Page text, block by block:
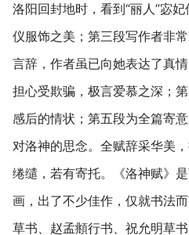
洛阳回封地时，看到“丽人”宓
仪服饰之美；第三段写作者非
言辞，作者虽已向她表达了真
担心受欺骗，极言爱慕之深；
感后的情状；第五段为全篇寄
对洛神的思念。全赋辞采华美
绻缱，若有寄托。《洛神赋》
画，出了不少佳作，仅就书法
草书、赵孟頫行书、祝允明草